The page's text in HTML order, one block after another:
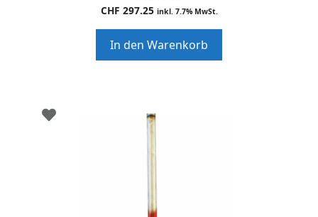
0
o
o
f
5
CHF 297.25 inkl. 7.7% MwSt.
In den Warenkorb